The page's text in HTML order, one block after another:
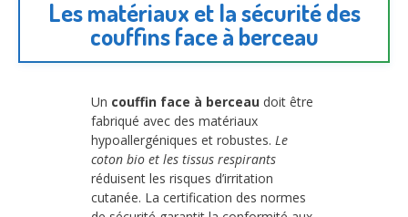
Les matériaux et la sécurité des
couffins face à berceau
Un couffin face à berceau doit être
fabriqué avec des matériaux
hypoallergéniques et robustes. Le
coton bio et les tissus respirants
réduisent les risques d’irritation
cutanée. La certification des normes